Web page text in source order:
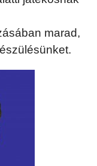
marad,